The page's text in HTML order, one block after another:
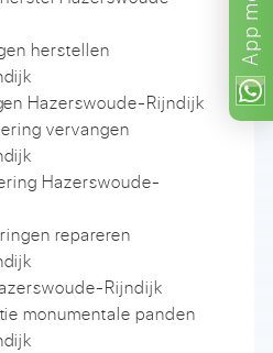
App
herstellen
Hazerswoude-Rijndijk
vervangen
Hazerswoude-
repareren
Rijndijk
monumentale panden